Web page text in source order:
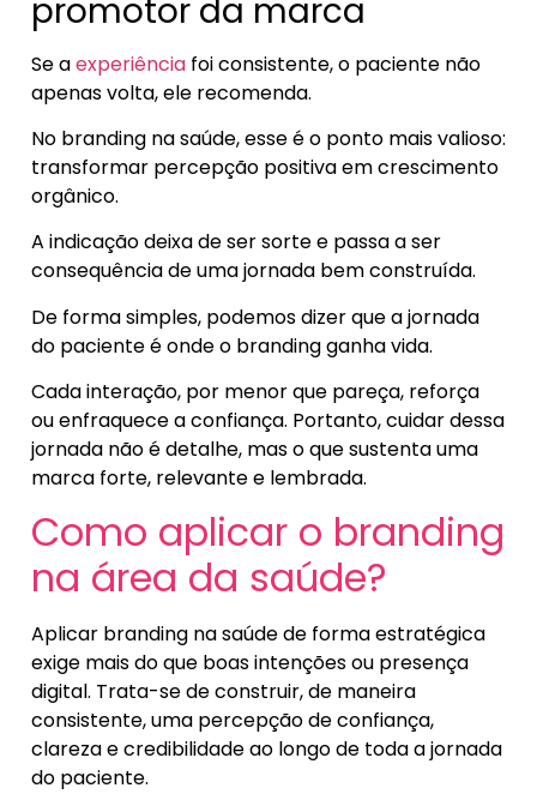
promotor da marca
Se aexperiência foi consistente, o paciente não
apenas volta, ele recomenda.
No branding na saúde, esse é o ponto mais valioso:
transformar percepção positiva em crescimento
orgânico.
A indicação deixa de ser sorte e passa a ser
consequência de uma jornada bem construída.
De forma simples, podemos dizer que a jornada
do paciente é onde o branding ganha vida.
Cada interação, por menor que pareça, reforça
ou enfraquece a confiança. Portanto, cuidar dessa
jornada não é detalhe, mas o que sustenta uma
marca forte, relevante e lembrada.
Como aplicar o branding
na área da saúde?
Aplicar branding na saúde de forma estratégica
exige mais do que boas intenções ou presença
digital. Trata-se de construir, de maneira
consistente, uma percepção de confiança,
clareza e credibilidade ao longo de toda a jornada
do paciente.